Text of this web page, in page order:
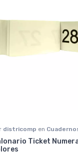
districomp en
Ticket